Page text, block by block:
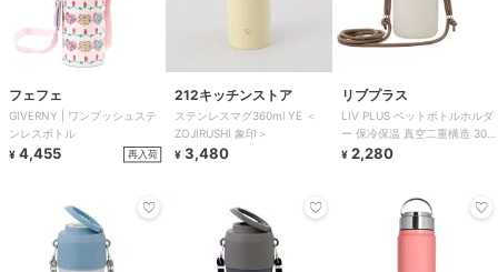
フェフェ
GIVERNY | ワンプッシュステ
ンレスボトル
¥ 4,455 再入荷
212キッチンストア
ステンレスマグ360ml YE ＜
ZOJIRUSHI 象印＞
¥ 3,480
リブプラス
LIV PLUS ペットボトルホルダ
ー 保冷保温 真空二重構造 300
～650ml ショルダー
¥ 2,280